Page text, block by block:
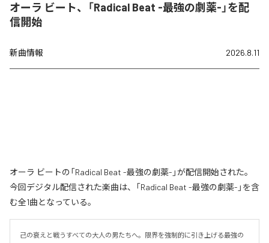
オーラ ビート、「Radical Beat -最強の劇薬-」を配
信開始
新曲情報 2026.8.11
オーラ ビートの「Radical Beat -最強の劇薬-」が配信開始された。
今回デジタル配信された楽曲は、「Radical Beat -最強の劇薬-」を含
む全1曲となっている。
己の衰えと戦うすべての大人の男たちへ。限界を強制的に引き上げる最強の